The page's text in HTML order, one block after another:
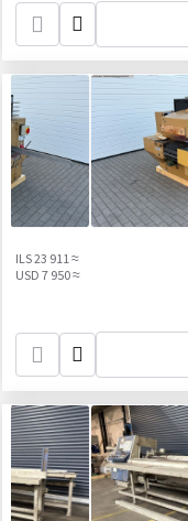
≈ 23 911 ILS
≈ 7 950 USD